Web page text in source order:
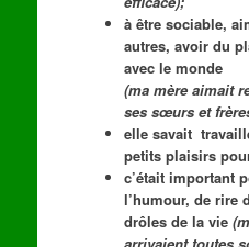
à être sociable,
autres, avoir du
avec le monde
(ma mère aimait
ses sœurs et
elle savait
petits plaisirs
c’était important
l’humour, de rire
drôles de la vie